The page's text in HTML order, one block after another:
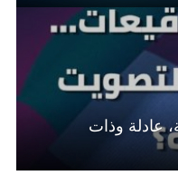
عادلة وذات